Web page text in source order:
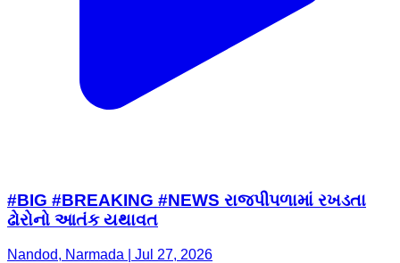
#BIG #BREAKING #NEWS રાજપીપળામાં રખડતા
ઢોરોનો આતંક યથાવત
Nandod, Narmada | Jul 27, 2026